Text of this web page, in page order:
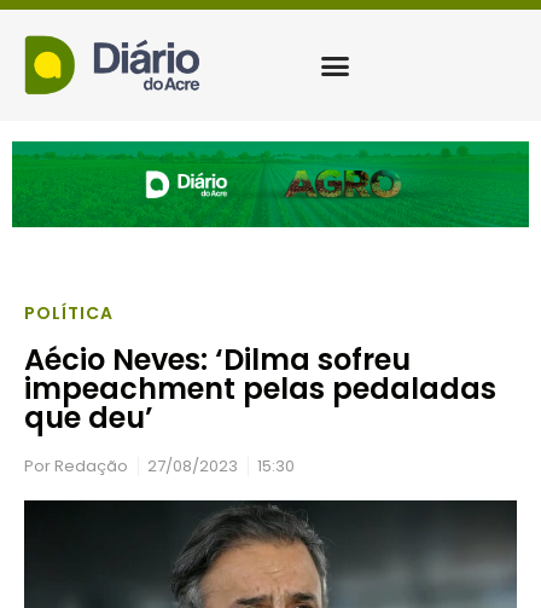
POLÍTICA
Aécio Neves: ‘Dilma sofreu
impeachment pelas pedaladas
que deu’
Por Redação 27/08/2023 15:30